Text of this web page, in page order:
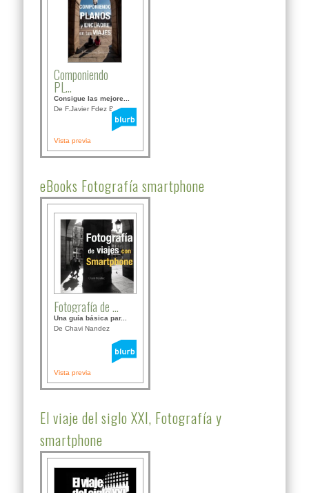
Componiendo
PL...
Consigue las mejore...
De F.Javier Fdez Bor...
Vista previa
eBooks Fotografía smartphone
Fotografía de ...
Una guía básica par...
De Chavi Nandez
Vista previa
El viaje del siglo XXI, Fotografía y
smartphone